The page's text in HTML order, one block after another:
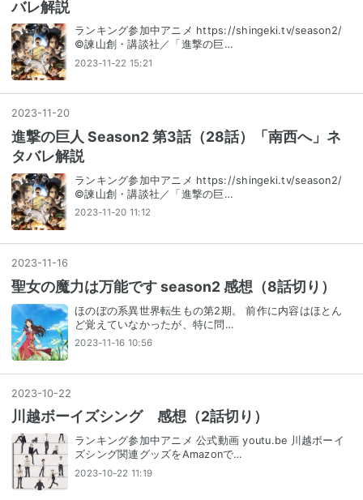
バレ解説
ランキング参加中アニメ https://shingeki.tv/season2/
©諫山創・講談社／「進撃の巨…
2023-11-22 15:21
2023-11 -20
進撃の巨人 Season2 第3話（28話）「南西へ」ネ
タバレ解説
ランキング参加中アニメ https://shingeki.tv/season2/
©諫山創・講談社／「進撃の巨…
2023-11-20 11:12
2023-11 -16
聖女の魔力は万能です season2 感想（8話切り）
ほのぼの系異世界転生もの第2期。 前作に内容はほとん
ど覚えていなかったが、特に問…
2023-11-16 10:56
2023-10-22
川越ボーイズシング 感想（2話切り）
ランキング参加中アニメ 公式動画 youtu.be 川越ボーイ
ズシング関連グッズをAmazonで…
2023-10-22 11:19